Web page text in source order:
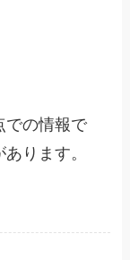
での情報で
ります。